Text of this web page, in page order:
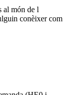
al món de l
conèixer com